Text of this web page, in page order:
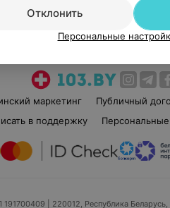
маркетинг Публичный
в поддержку
| 220012, Республика
Отклонить
Персональные